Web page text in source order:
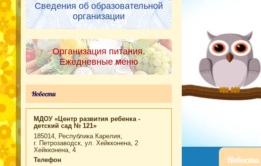
Сведения об образовательной
организации
Организация питания.
Ежедневные меню
Новости
МДОУ «Центр развития ребенка -
детский сад № 121»
185014, Республика Карелия,
г. Петрозаводск, ул. Хейкконена, 2
Хейкконена, 4
Телефон
Новости